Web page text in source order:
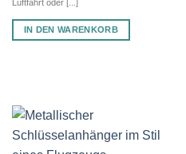
Luftfahrt oder [...]
IN DEN WARENKORB